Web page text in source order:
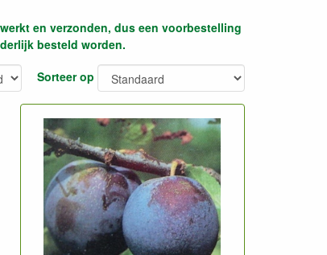
en verzonden, dus een voorbestelling
besteld worden.
Sorteer op